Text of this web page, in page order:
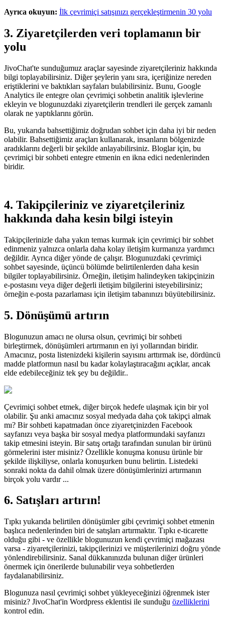
Ayrıca okuyun: İlk çevrimiçi satışınızı gerçekleştirmenin 30 yolu
3. Ziyaretçilerden veri toplamanın bir
yolu
JivoChat'te sunduğumuz araçlar sayesinde ziyaretçileriniz hakkında
bilgi toplayabilirsiniz. Diğer şeylerin yanı sıra, içeriğinize nereden
eriştiklerini ve baktıkları sayfaları bulabilirsiniz. Bunu, Google
Analytics ile entegre olan çevrimiçi sohbetin analitik işlevlerine
ekleyin ve blogunuzdaki ziyaretçilerin trendleri ile gerçek zamanlı
olarak ne yaptıklarını görün.
Bu, yukarıda bahsettiğimiz doğrudan sohbet için daha iyi bir neden
olabilir. Bahsettiğimiz araçları kullanarak, insanların bölgenizde
aradıklarını değerli bir şekilde anlayabilirsiniz. Bloglar için, bu
çevrimiçi bir sohbeti entegre etmenin en ikna edici nedenlerinden
biridir.
4. Takipçileriniz ve ziyaretçileriniz
hakkında daha kesin bilgi isteyin
Takipçilerinizle daha yakın temas kurmak için çevrimiçi bir sohbet
edinmeniz yalnızca onlarla daha kolay iletişim kurmanıza yardımcı
değildir. Ayrıca diğer yönde de çalışır. Blogunuzdaki çevrimiçi
sohbet sayesinde, üçüncü bölümde belirtilenlerden daha kesin
bilgiler toplayabilirsiniz. Örneğin, iletişim halindeyken takipçinizin
e-postasını veya diğer değerli iletişim bilgilerini isteyebilirsiniz;
örneğin e-posta pazarlaması için iletişim tabanınızı büyütebilirsiniz.
5. Dönüşümü artırın
Blogunuzun amacı ne olursa olsun, çevrimiçi bir sohbeti
birleştirmek, dönüşümleri artırmanın en iyi yollarından biridir.
Amacınız, posta listenizdeki kişilerin sayısını arttırmak ise, dördüncü
madde platformun nasıl bu kadar kolaylaştıracağını açıklar, ancak
elde edebileceğiniz tek şey bu değildir..
Çevrimiçi sohbet etmek, diğer birçok hedefe ulaşmak için bir yol
olabilir. Şu anki amacınız sosyal medyada daha çok takipçi almak
mı? Bir sohbeti kapatmadan önce ziyaretçinizden Facebook
sayfanızı veya başka bir sosyal medya platformundaki sayfanızı
takip etmesini isteyin. Bir satış ortağı tarafından sunulan bir ürünü
görmelerini ister misiniz? Özellikle konuşma konusu ürünle bir
şekilde ilişkiliyse, onlarla konuşurken bunu belirtin. Listedeki
sonraki nokta da dahil olmak üzere dönüşümlerinizi artırmanın
birçok yolu vardır ...
6. Satışları artırın!
Tıpkı yukarıda belirtilen dönüşümler gibi çevrimiçi sohbet etmenin
başlıca nedenlerinden biri de satışları artırmaktır. Tıpkı e-ticarette
olduğu gibi - ve özellikle blogunuzun kendi çevrimiçi mağazası
varsa - ziyaretçilerinizi, takipçilerinizi ve müşterilerinizi doğru yönde
yönlendirebilirsiniz. Sanal dükkanınızda bulunan diğer ürünleri
önermek için önerilerde bulunabilir veya sohbetlerden
faydalanabilirsiniz.
Blogunuza nasıl çevrimiçi sohbet yükleyeceğinizi öğrenmek ister
misiniz? JivoChat'in Wordpress eklentisi ile sunduğu özelliklerini
kontrol edin.